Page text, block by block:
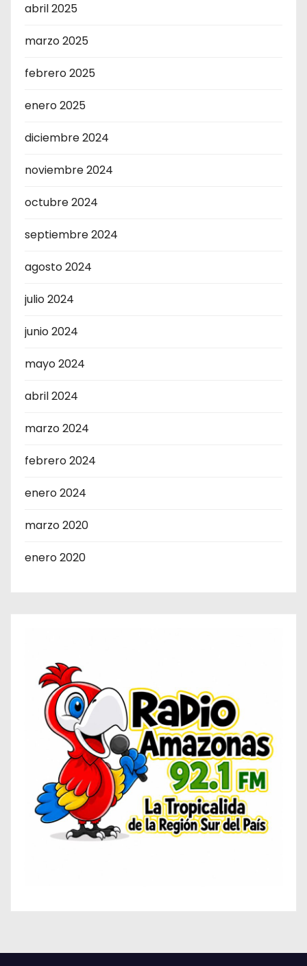
abril 2025
marzo 2025
febrero 2025
enero 2025
diciembre 2024
noviembre 2024
octubre 2024
septiembre 2024
agosto 2024
julio 2024
junio 2024
mayo 2024
abril 2024
marzo 2024
febrero 2024
enero 2024
marzo 2020
enero 2020